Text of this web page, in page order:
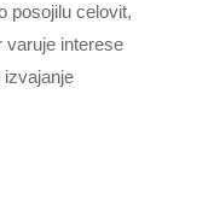
posojilu celovit,
varuje interese